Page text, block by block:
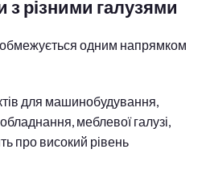
з різними галузями
одним напрямком
для машинобудування,
меблевої галузі,
про високий рівень